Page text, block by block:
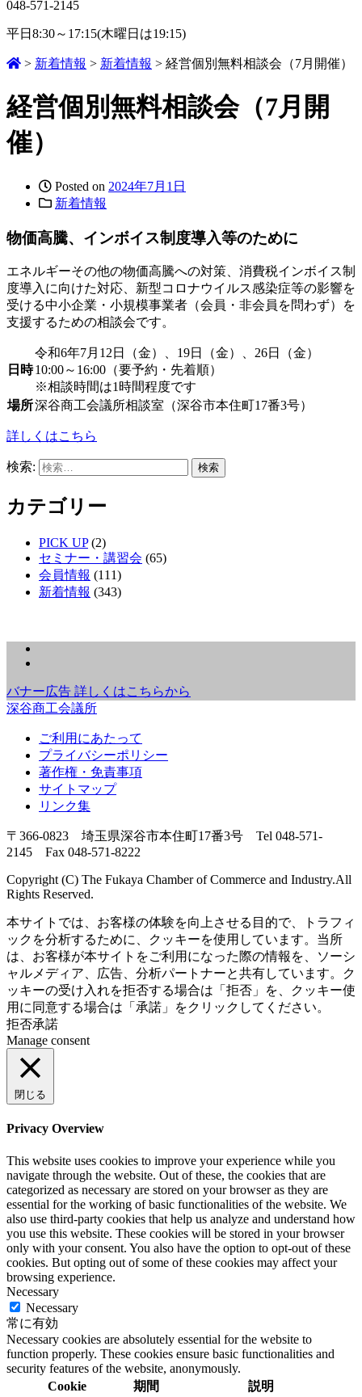
048-571-2145
平日8:30～17:15(木曜日は19:15)
> 新着情報 > 新着情報 > 経営個別無料相談会（7月開催）
経営個別無料相談会（7月開
催）
Posted on 2024年7月1日
新着情報
物価高騰、インボイス制度導入等のために
エネルギーその他の物価高騰への対策、消費税インボイス制
度導入に向けた対応、新型コロナウイルス感染症等の影響を
受ける中小企業・小規模事業者（会員・非会員を問わず）を
支援するための相談会です。
日時
令和6年7月12日（金）、19日（金）、26日（金）
10:00～16:00（要予約・先着順）
※相談時間は1時間程度です
場所深谷商工会議所相談室（深谷市本住町17番3号）
詳しくはこちら
検索:
カテゴリー
PICK UP(2)
セミナー・講習会 (65)
会員情報 (111)
新着情報 (343)
バナー広告 詳しくはこちらから
深谷商工会議所
ご利用にあたって
プライバシーポリシー
著作権・免責事項
サイトマップ
リンク集
〒366-0823 埼玉県深谷市本住町17番3号 Tel 048-571-
2145 Fax 048-571-8222
Copyright (C) The Fukaya Chamber of Commerce and Industry.All
Rights Reserved.
本サイトでは、お客様の体験を向上させる目的で、トラフィ
ックを分析するために、クッキーを使用しています。当所
は、お客様が本サイトをご利用になった際の情報を、ソーシ
ャルメディア、広告、分析パートナーと共有しています。ク
ッキーの受け入れを拒否する場合は「拒否」を、クッキー使
用に同意する場合は「承諾」をクリックしてください。
拒否承諾
Manage consent
閉じる
Privacy Overview
This website uses cookies to improve your experience while you
navigate through the website. Out of these, the cookies that are
categorized as necessary are stored on your browser as they are
essential for the working of basic functionalities of the website. We
also use third-party cookies that help us analyze and understand how
you use this website. These cookies will be stored in your browser
only with your consent. You also have the option to opt-out of these
cookies. But opting out of some of these cookies may affect your
browsing experience.
Necessary
Necessary
常に有効
Necessary cookies are absolutely essential for the website to
function properly. These cookies ensure basic functionalities and
security features of the website, anonymously.
Cookie
期間 説明